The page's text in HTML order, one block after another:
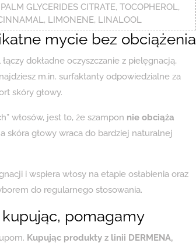
GLYCERIDES CITRATE, TOCOPHEROL,
LIMONENE, LINALOOL
mycie bez obciążenia
dokładne oczyszczanie z pielęgnacją,
m.in. surfaktanty odpowiedzialne za
skóry głowy.
włosów, jest to, że szampon nie obciąża
skóra głowy wraca do bardziej naturalnej
i wspiera włosy na etapie osłabienia oraz
do regularnego stosowania.
pomagamy
Kupując produkty z linii DERMENA,